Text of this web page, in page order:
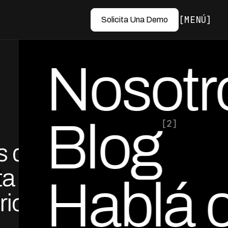
Solicita Una Demo MENÚ
Blog[2]
Hablá
por Ed Escobar
Co-Founder & CEO